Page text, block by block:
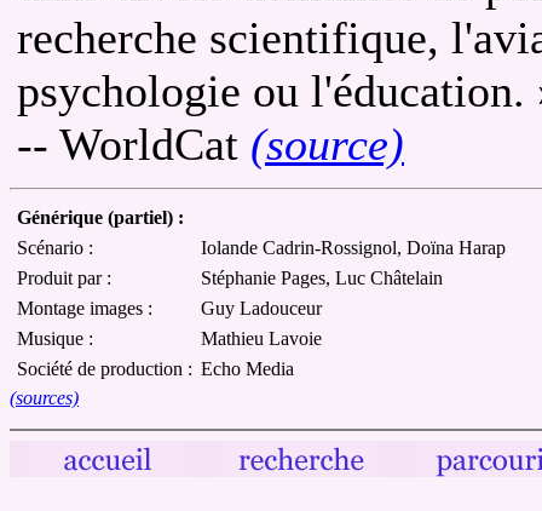
recherche scientifique,
psychologie ou l'éducation.
-- WorldCat (source)
Générique (partiel) :
Scénario :
Iolande Cadrin-Rossignol, Doïna Harap
Produit par :
Stéphanie Pages, Luc Châtelain
Montage images :
Guy Ladouceur
Musique :
Mathieu Lavoie
Société de production : Echo Media
(sources)